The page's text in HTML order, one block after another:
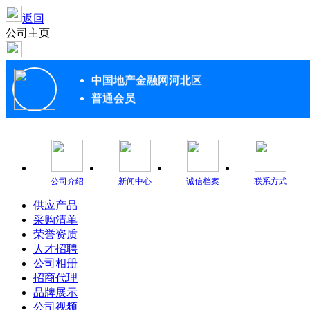
返回
公司主页
中国地产金融网河北区
普通会员
公司介绍 新闻中心 诚信档案 联系方式
供应产品
采购清单
荣誉资质
人才招聘
公司相册
招商代理
品牌展示
公司视频